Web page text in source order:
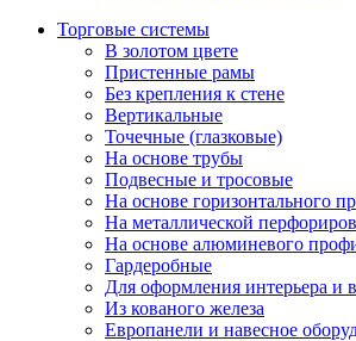
Торговые системы
В золотом цвете
Пристенные рамы
Без крепления к стене
Вертикальные
Точечные (глазковые)
На основе трубы
Подвесные и тросовые
На основе горизонтального
На металлической
На основе алюминевого
Гардеробные
Для оформления интерьера и
Из кованого железа
Европанели и навесное